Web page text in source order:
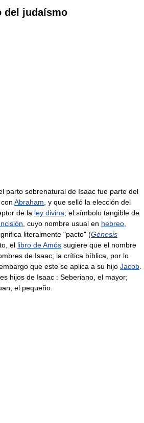
del judaísmo
parto sobrenatural de Isaac fue parte del
Abraham, y que selló la elección del
de la ley divina; el símbolo tangible de
, cuyo nombre usual en hebreo,
literalmente "pacto" (Génesis
el libro de Amós sugiere que el nombre
de Isaac; la crítica bíblica, por lo
que este se aplica a su hijo Jacob.
hijos de Isaac : Seberiano, el mayor;
el pequeño.